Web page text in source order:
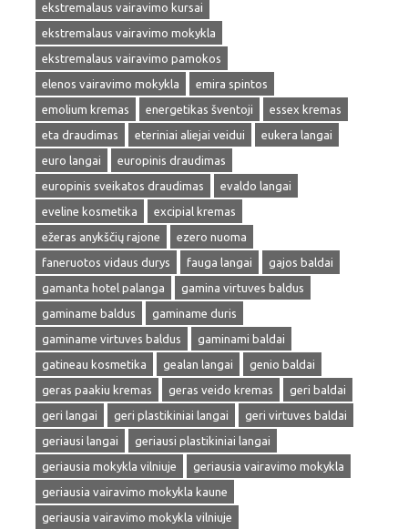
ekstremalaus vairavimo kursai
ekstremalaus vairavimo mokykla
ekstremalaus vairavimo pamokos
elenos vairavimo mokykla
emira spintos
emolium kremas
energetikas šventoji
essex kremas
eta draudimas
eteriniai aliejai veidui
eukera langai
euro langai
europinis draudimas
europinis sveikatos draudimas
evaldo langai
eveline kosmetika
excipial kremas
ežeras anykščių rajone
ezero nuoma
faneruotos vidaus durys
fauga langai
gajos baldai
gamanta hotel palanga
gamina virtuves baldus
gaminame baldus
gaminame duris
gaminame virtuves baldus
gaminami baldai
gatineau kosmetika
gealan langai
genio baldai
geras paakiu kremas
geras veido kremas
geri baldai
geri langai
geri plastikiniai langai
geri virtuves baldai
geriausi langai
geriausi plastikiniai langai
geriausia mokykla vilniuje
geriausia vairavimo mokykla
geriausia vairavimo mokykla kaune
geriausia vairavimo mokykla vilniuje